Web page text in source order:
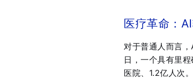
医疗革命：
对于普通人而言
日，一个具有里
医院、1.2亿人次